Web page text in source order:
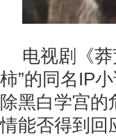
电视剧《
柿”的同名IP
除黑白学宫
情能否得到回